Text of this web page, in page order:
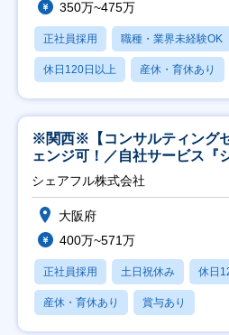
350万~475万
正社員採用 職種・業界未経験OK
休日120日以上 産休・育休あり
※関西※【コンサルティング
ェンジ可！／自社サービス『
シェアフル株式会社
大阪府
400万~571万
正社員採用 土日祝休み 休日
産休・育休あり 賞与あり